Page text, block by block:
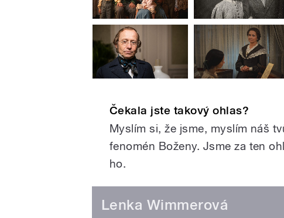
Čekala jste takový ohlas?
Myslím si, že jsme, myslím náš
fenomén Boženy. Jsme za ten
ho.
Lenka Wimmerová